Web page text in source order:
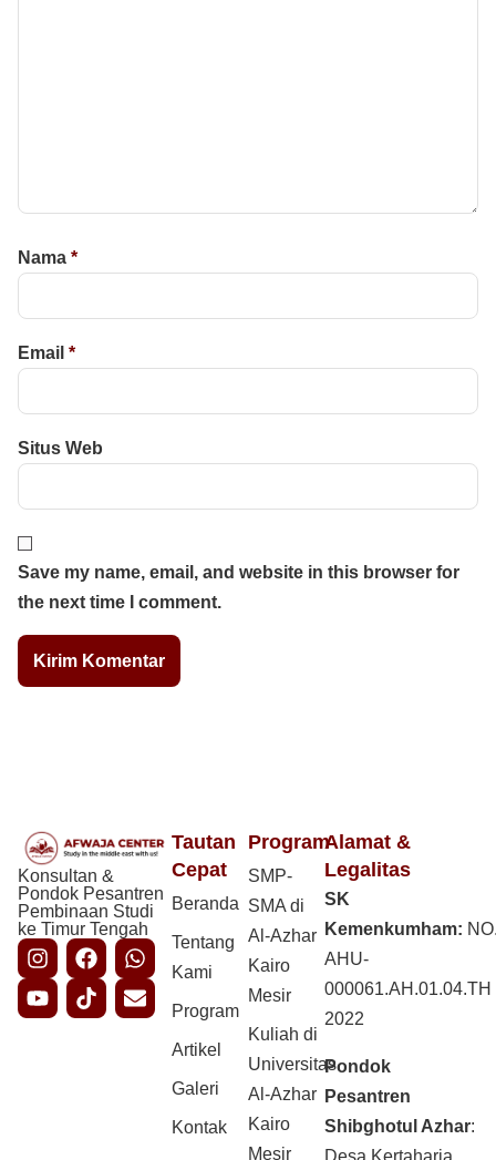
Nama *
Email *
Situs Web
Save my name, email, and website in this browser for
the next time I comment.
Konsultan &
Pondok Pesantren
Pembinaan Studi
ke Timur Tengah
Tautan
Cepat
Beranda
Tentang
Kami
Program
Artikel
Galeri
Kontak
Program
SMP-
SMA di
Al-Azhar
Kairo
Mesir
Kuliah di
Universitas
Al-Azhar
Kairo
Mesir
Alamat &
Legalitas
SK
Kemenkumham:
AHU-
000061.AH.01.04.TH
2022
Pondok
Pesantren
Shibghotul Azhar:
Desa Kertaharja,